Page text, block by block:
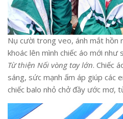
Nụ cười trong veo, ánh mắt hồn
khoác lên mình chiếc áo mới
Từ thiện Nối vòng tay lớn. Chiếc
sáng, sức mạnh ấm áp giúp các
chiếc balo nhỏ chở đầy ước mơ,